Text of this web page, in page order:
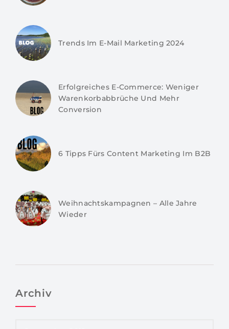
Trends Im E-Mail Marketing 2024
Erfolgreiches E-Commerce: Weniger
Warenkorbabbrüche Und Mehr
Conversion
6 Tipps Fürs Content Marketing Im B2B
Weihnachtskampagnen – Alle Jahre
Wieder
Archiv